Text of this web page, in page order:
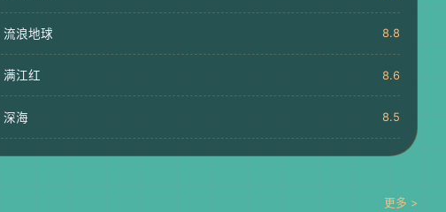
流浪地球 8.8
满江红 8.6
深海 8.5
更多 >